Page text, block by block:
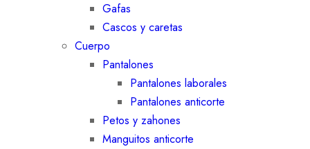
Gafas
Cascos y caretas
Cuerpo
Pantalones
Pantalones laborales
Pantalones anticorte
Petos y zahones
Manguitos anticorte